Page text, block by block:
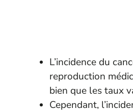
L’incidence du
reproduction
bien que les taux
Cependant,